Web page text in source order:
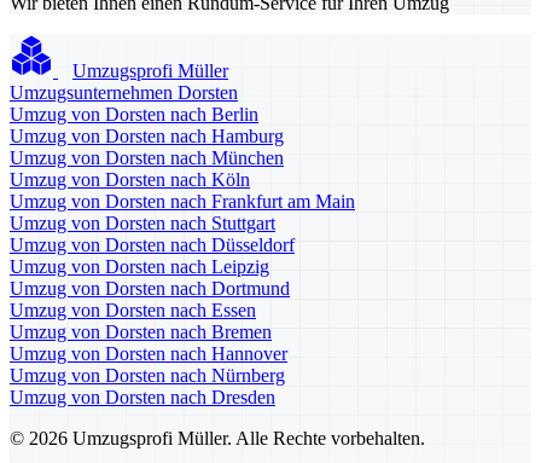
Umzugsprofi Müller
Umzugsunternehmen Dorsten
Umzug von Dorsten nach Berlin
Umzug von Dorsten nach Hamburg
Umzug von Dorsten nach München
Umzug von Dorsten nach Köln
Umzug von Dorsten nach Frankfurt am Main
Umzug von Dorsten nach Stuttgart
Umzug von Dorsten nach Düsseldorf
Umzug von Dorsten nach Leipzig
Umzug von Dorsten nach Dortmund
Umzug von Dorsten nach Essen
Umzug von Dorsten nach Bremen
Umzug von Dorsten nach Hannover
Umzug von Dorsten nach Nürnberg
Umzug von Dorsten nach Dresden
© 2026 Umzugsprofi Müller. Alle Rechte vorbehalten.